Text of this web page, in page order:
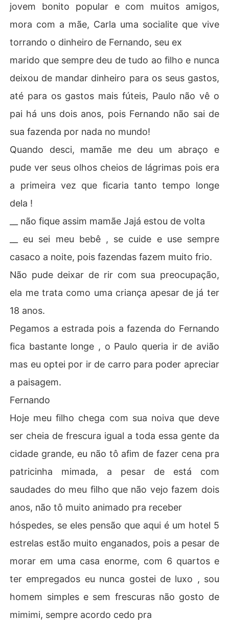
jovem bonito popular e com muitos amigos,
mora com a mãe, Carla uma socialite que vive
torrando o dinheiro de Fernando, seu ex
marido que sempre deu de tudo ao filho e nunca
deixou de mandar dinheiro para os seus gastos,
até para os gastos mais fúteis, Paulo não vê o
pai há uns dois anos, pois Fernando não sai de
sua fazenda por nada no mundo!
Quando desci, mamãe me deu um abraço e
pude ver seus olhos cheios de lágrimas pois era
a primeira vez que ficaria tanto tempo longe
dela !
__ não fique assim mamãe Jajá estou de volta
__ eu sei meu bebê , se cuide e use sempre
casaco a noite, pois fazendas fazem muito frio.
Não pude deixar de rir com sua preocupação,
ela me trata como uma criança apesar de já ter
18 anos.
Pegamos a estrada pois a fazenda do Fernando
fica bastante longe , o Paulo queria ir de avião
mas eu optei por ir de carro para poder apreciar
a paisagem.
Fernando
Hoje meu filho chega com sua noiva que deve
ser cheia de frescura igual a toda essa gente da
cidade grande, eu não tô afim de fazer cena pra
patricinha mimada, a pesar de está com
saudades do meu filho que não vejo fazem dois
anos, não tô muito animado pra receber
hóspedes, se eles pensão que aqui é um hotel 5
estrelas estão muito enganados, pois a pesar de
morar em uma casa enorme, com 6 quartos e
ter empregados eu nunca gostei de luxo , sou
homem simples e sem frescuras não gosto de
mimimi, sempre acordo cedo pra